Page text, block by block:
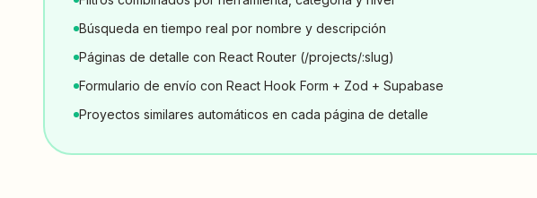
Búsqueda en tiempo real por nombre y descripción
Páginas de detalle con React Router (/projects/:slug)
Formulario de envío con React Hook Form + Zod + Supabase
Proyectos similares automáticos en cada página de detalle